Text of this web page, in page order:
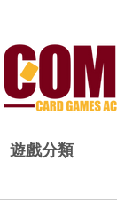
遊戲分類